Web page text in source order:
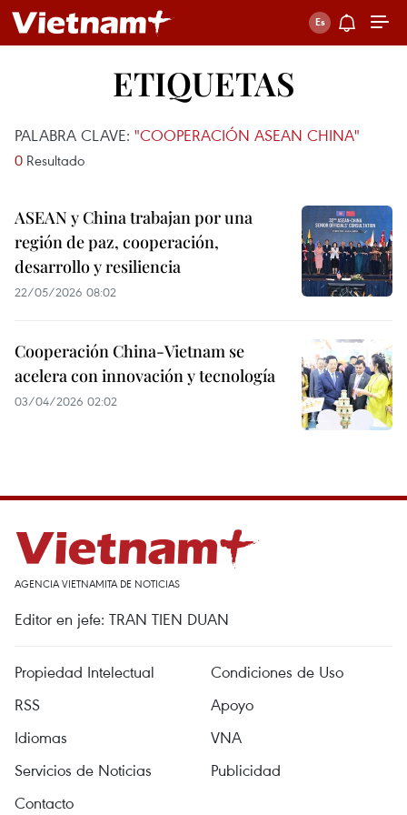
ETIQUETAS
PALABRA CLAVE: "COOPERACIÓN ASEAN CHINA"
0 Resultado
ASEAN y China trabajan por una
región de paz, cooperación,
desarrollo y resiliencia
22/05/2026 08:02
Cooperación China-Vietnam se
acelera con innovación y tecnología
03/04/2026 02:02
AGENCIA VIETNAMITA DE NOTICIAS
Editor en jefe: TRAN TIEN DUAN
Propiedad Intelectual
Condiciones de Uso
RSS
Apoyo
Idiomas
VNA
Servicios de Noticias
Publicidad
Contacto